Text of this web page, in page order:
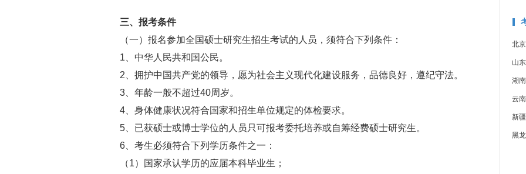
三、报考条件
（一）报名参加全国硕士研究生招生考试的人员，须符合下列条件：
1、中华人民共和国公民。
2、拥护中国共产党的领导，愿为社会主义现代化建设服务，品德良好，遵纪守法。
3、年龄一般不超过40周岁。
4、身体健康状况符合国家和招生单位规定的体检要求。
5、已获硕士或博士学位的人员只可报考委托培养或自筹经费硕士研究生。
6、考生必须符合下列学历条件之一：
（1）国家承认学历的应届本科毕业生；
北京
山东
湖南
云南
新疆
黑